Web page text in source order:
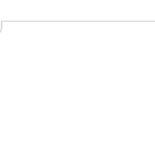
est nécessaire.
l'ajout d'un additif
ELT et au liant PU
revêtement. L'option doit
traitement ultérieur ne